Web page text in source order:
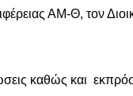
ΑΜ-Θ, τον
καθώς και